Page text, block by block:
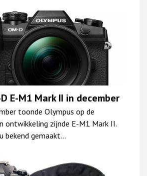
E-M1 Mark II in december
toonde Olympus op de
ontwikkeling zijnde E-M1 Mark II.
bekend gemaakt…